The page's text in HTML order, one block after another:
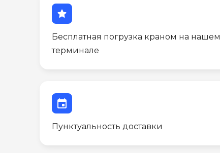
star
Бесплатная погрузка краном на нашем
терминале
event
Пунктуальность доставки